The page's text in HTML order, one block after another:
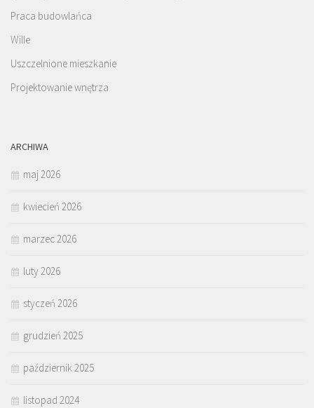
Praca budowlańca
Wille
Uszczelnione mieszkanie
Projektowanie wnętrza
ARCHIWA
maj 2026
kwiecień 2026
marzec 2026
luty 2026
styczeń 2026
grudzień 2025
październik 2025
listopad 2024